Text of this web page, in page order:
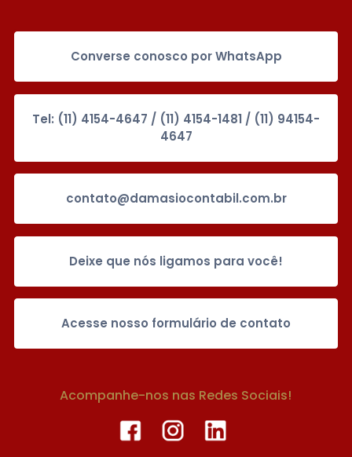
Converse conosco por WhatsApp
Tel: (11) 4154-4647 / (11) 4154-1481 / (11) 94154-
4647
contato@damasiocontabil.com.br
Deixe que nós ligamos para você!
Acesse nosso formulário de contato
Acompanhe-nos nas Redes Sociais!